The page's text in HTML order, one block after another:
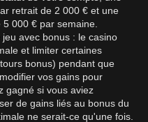
retrait de 2 000 € et une
000 € par semaine.
avec bonus : le casino
et limiter certaines
bonus) pendant que
vos gains pour
gagné si vous aviez
de gains liés au bonus du
ne serait-ce qu'une fois.